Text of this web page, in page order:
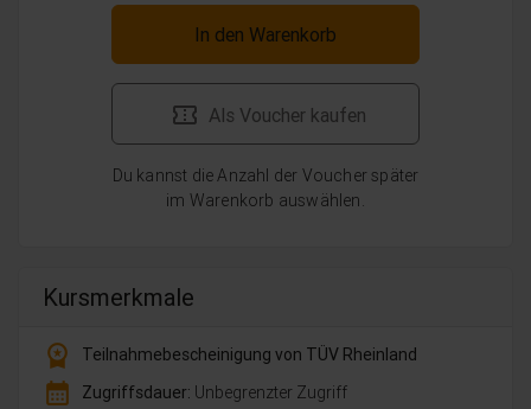
In den Warenkorb
Als Voucher kaufen
Du kannst die Anzahl der Voucher später
im Warenkorb auswählen.
Kursmerkmale
workspace_premium
Teilnahmebescheinigung von TÜV Rheinland
calendar_month Zugriffsdauer: Unbegrenzter Zugriff